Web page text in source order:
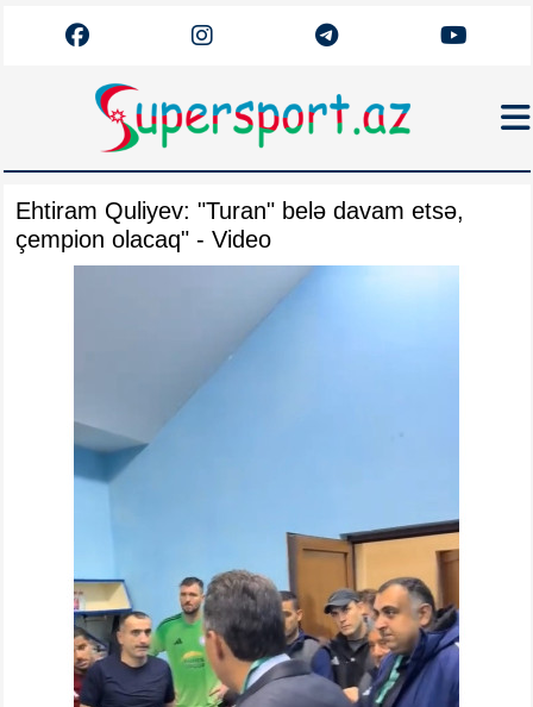
Əlaqə
Dünya
Ulduz
Yazarlar
Tribuna
Eksklüziv
Ehtiram Quliyev: "Turan" belə davam etsə,
çempion olacaq" - Video